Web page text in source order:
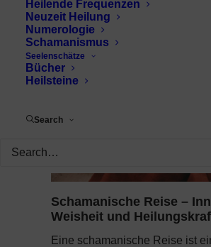
Heilende Frequenzen
Neuzeit Heilung
Numerologie
Schamanismus
Seelenschätze
Bücher
Heilsteine
Search
Schamanische Reise –
Weisheit und
Eine schamanische Reise ist